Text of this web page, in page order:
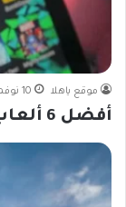
موقع ياهلا 10 نوفمبر، 2024
أفضل 6 ألعاب للأندرويد بدون إنترنت